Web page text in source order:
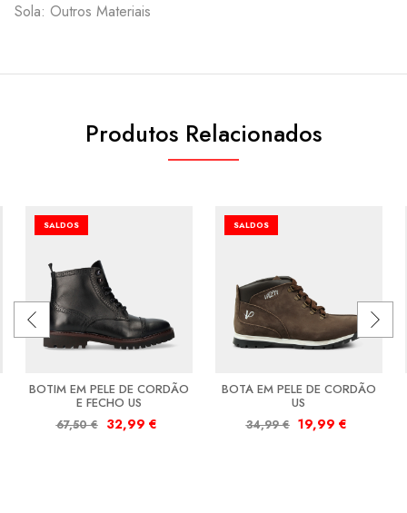
Sola: Outros Materiais
Produtos Relacionados
SALDOS
BOTIM EM PELE DE CORDÃO
E FECHO US
67,50€ 32,99 €
SALDOS
BOTA EM PELE DE CORDÃO
US
34,99€ 19,99 €